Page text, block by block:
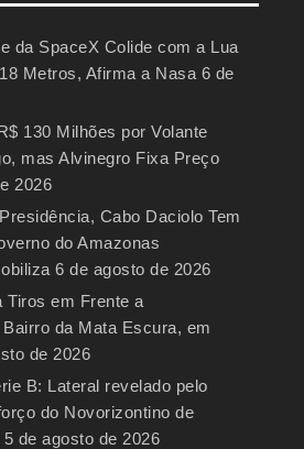
da SpaceX Colide com a Lua
Metros, Afirma a Nasa 6 de
130 Milhões por Volante
mas Alvinegro Fixa Preço
2026
Cabo Daciolo Tem
do Amazonas
6 de agosto de 2026
Tiros em Frente a
da Mata Escura, em
de 2026
B: Lateral revelado pelo
do Novorizontino de
5 de agosto de 2026